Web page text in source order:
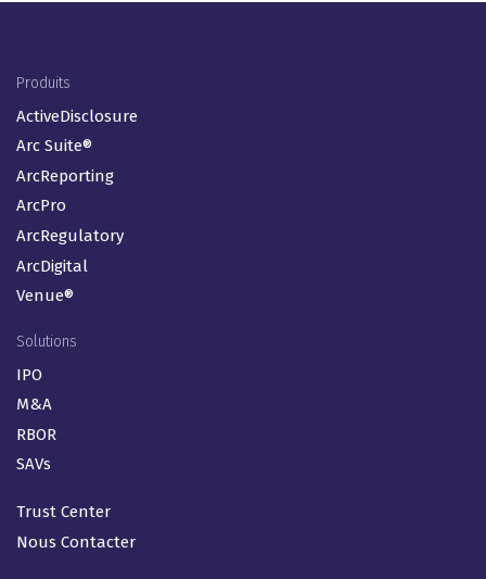
Footer Menu (FR)
Produits
ActiveDisclosure
Arc Suite®
ArcReporting
ArcPro
ArcRegulatory
ArcDigital
Venue®
Solutions
IPO
M&A
RBOR
SAVs
Trust Center
Nous Contacter